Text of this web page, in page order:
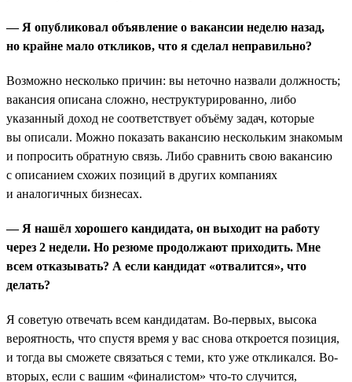
— Я опубликовал объявление о вакансии неделю назад,
но крайне мало откликов, что я сделал неправильно?
Возможно несколько причин: вы неточно назвали должность;
вакансия описана сложно, неструктурированно, либо
указанный доход не соответствует объёму задач, которые
вы описали. Можно показать вакансию нескольким знакомым
и попросить обратную связь. Либо сравнить свою вакансию
с описанием схожих позиций в других компаниях
и аналогичных бизнесах.
— Я нашёл хорошего кандидата, он выходит на работу
через 2 недели. Но резюме продолжают приходить. Мне
всем отказывать? А если кандидат «отвалится», что
делать?
Я советую отвечать всем кандидатам. Во-первых, высока
вероятность, что спустя время у вас снова откроется позиция,
и тогда вы сможете связаться с теми, кто уже откликался. Во-
вторых, если с вашим «финалистом» что-то случится,